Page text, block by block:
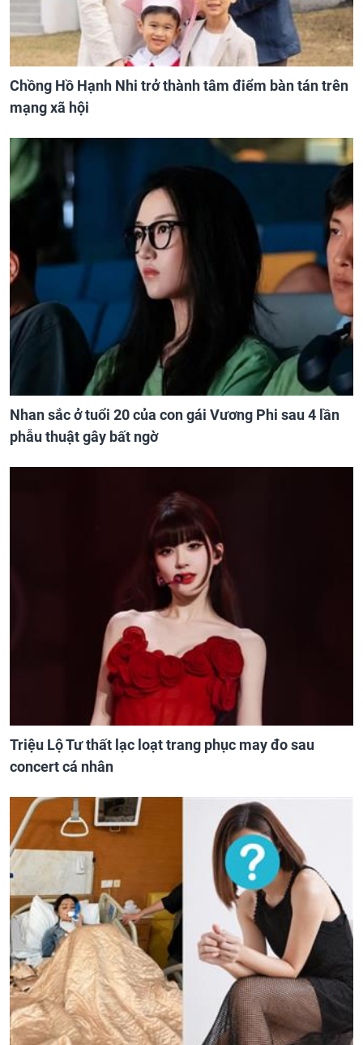
Chồng Hồ Hạnh Nhi trở thành tâm điểm bàn tán trên
mạng xã hội
Nhan sắc ở tuổi 20 của con gái Vương Phi sau 4 lần
phẫu thuật gây bất ngờ
Triệu Lộ Tư thất lạc loạt trang phục may đo sau
concert cá nhân